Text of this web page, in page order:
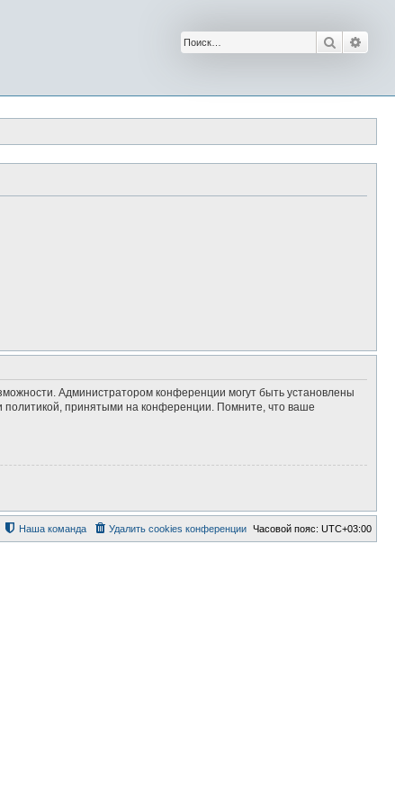
Поиск
Администратором конференции могут быть установлены
политикой, принятыми на конференции. Помните, что ваше
Часовой пояс: UTC+03:00
Удалить cookies конференции
Наша команда